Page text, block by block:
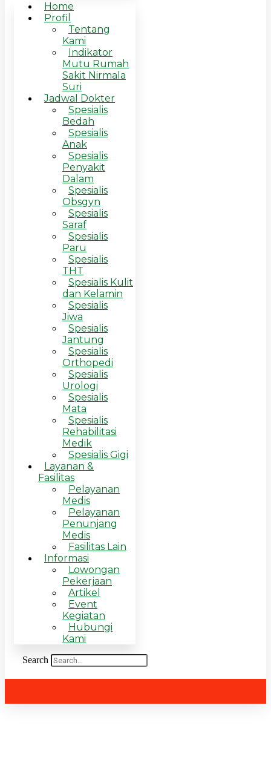
Home
Profil
Tentang
Kami
Indikator
Mutu Rumah
Sakit Nirmala
Suri
Jadwal Dokter
Spesialis
Bedah
Spesialis
Anak
Spesialis
Penyakit
Dalam
Spesialis
Obsgyn
Spesialis
Saraf
Spesialis
Paru
Spesialis
THT
Spesialis Kulit
dan Kelamin
Spesialis
Jiwa
Spesialis
Jantung
Spesialis
Orthopedi
Spesialis
Urologi
Spesialis
Mata
Spesialis
Rehabilitasi
Medik
Spesialis Gigi
Layanan &
Fasilitas
Pelayanan
Medis
Pelayanan
Penunjang
Medis
Fasilitas Lain
Informasi
Lowongan
Pekerjaan
Artikel
Event
Kegiatan
Hubungi
Kami
Search